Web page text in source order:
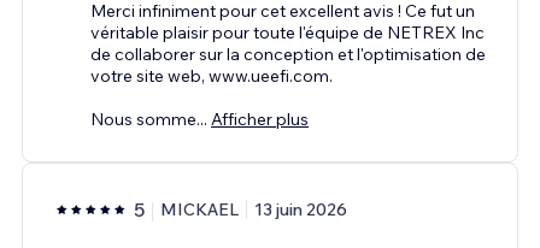
Merci infiniment pour cet excellent avis ! Ce fut un
véritable plaisir pour toute l'équipe de NETREX Inc
de collaborer sur la conception et l'optimisation de
votre site web, www.ueefi.com.
Nous somme... Afficher plus
5 MICKAEL 13 juin 2026